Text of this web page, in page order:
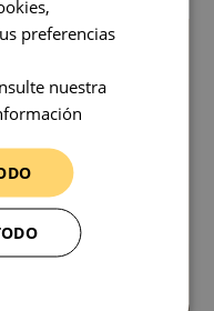
preferencias
nuestra